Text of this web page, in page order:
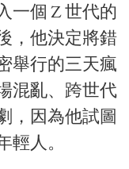
一個 Z 世代的
，他決定將錯
舉行的三天瘋
混亂、跨世代
，因為他試圖
人。